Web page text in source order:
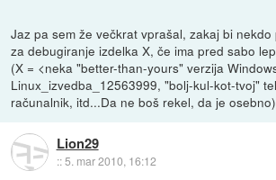
Jaz pa sem že večkrat vprašal, zakaj bi
za debugiranje izdelka X, če ima pred sabo
(X = <neka "better-than-yours" verzija
Linux_izvedba_12563999, "bolj-kul-kot-tvoj"
računalnik, itd...Da ne boš rekel, da je osebno)
Lion29
::5. mar 2010, 16:12